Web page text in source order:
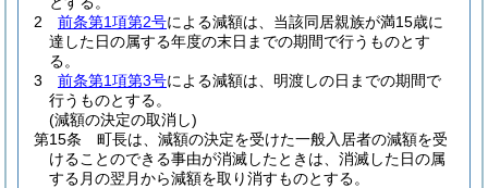
2
前条第1項第2号による減額は、当該同居親族が満15歳に
達した日の属する年度の末日までの期間で行うものとす
る。
3
前条第1項第3号による減額は、明渡しの日までの期間で
行うものとする。
(減額の決定の取消し)
第15条
町長は、減額の決定を受けた一般入居者の減額を受
けることのできる事由が消滅したときは、消滅した日の属
する月の翌月から減額を取り消すものとする。